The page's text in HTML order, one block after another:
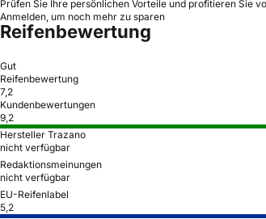
Prüfen Sie Ihre persönlichen Vorteile und profitieren Sie
Anmelden, um noch mehr zu sparen
Reifenbewertung
Gut
Reifenbewertung
7,2
Kundenbewertungen
9,2
Hersteller Trazano
nicht verfügbar
Redaktionsmeinungen
nicht verfügbar
EU-Reifenlabel
5,2